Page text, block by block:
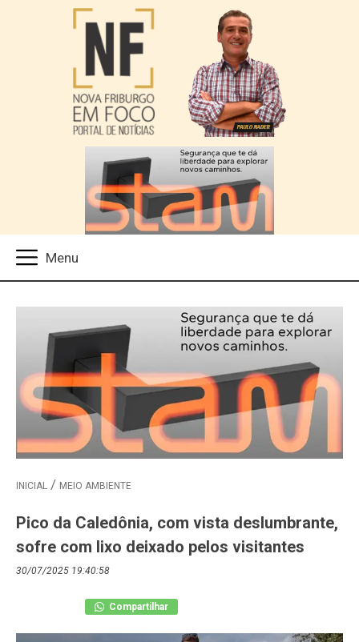
INICIAL MEIO AMBIENTE
Pico da Caledônia, com vista deslumbrante,
sofre com lixo deixado pelos visitantes
30/07/2025 19:40:58
Compartilhar